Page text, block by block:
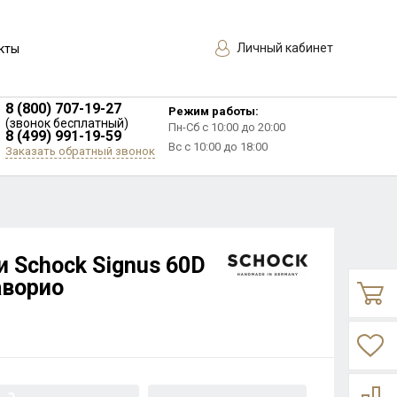
Личный кабинет
8 (800) 707-19-27
(звонок бесплатный)
8 (499) 991-19-59
Заказать обратный звонок
Режим работы:
Пн-Сб с 10:00 до 20:00
Вс с 10:00 до 18:00
Schock Signus 60D